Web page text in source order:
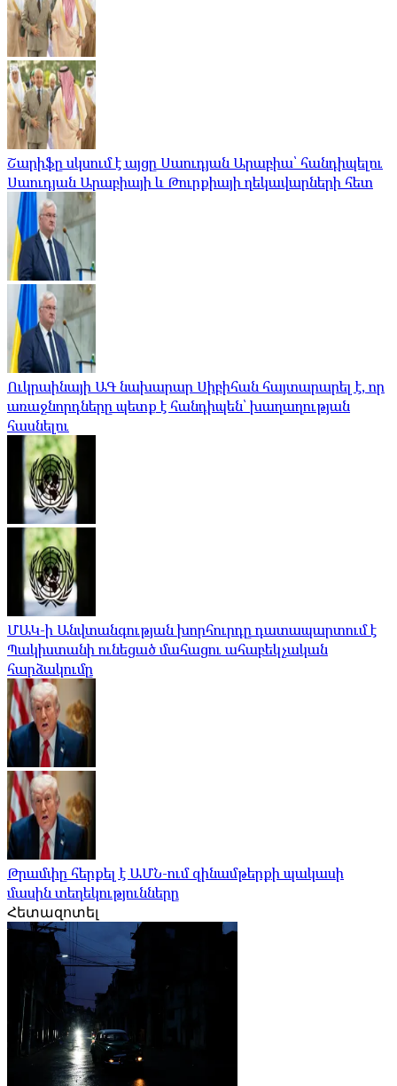
Շարիֆը սկսում է այցը Սաուդյան Արաբիա՝ հանդիպելու
Սաուդյան Արաբիայի և Թուրքիայի ղեկավարների հետ
Ուկրաինայի ԱԳ նախարար Սիբիհան հայտարարել է, որ
առաջնորդները պետք է հանդիպեն՝ խաղաղության
հասնելու
ՄԱԿ-ի Անվտանգության խորհուրդը դատապարտում է
Պակիստանի ունեցած մահացու ահաբեկչական
հարձակումը
Թրամփը հերքել է ԱՄՆ-ում զինամթերքի պակասի
մասին տեղեկությունները
Հետազոտել